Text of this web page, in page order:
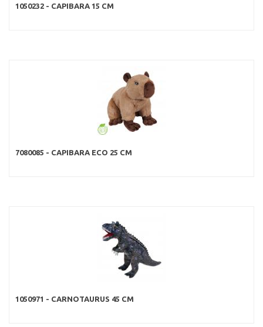
1050232 - CAPIBARA 15 CM
7080085 - CAPIBARA ECO 25 CM
1050971 - CARNOTAURUS 45 CM